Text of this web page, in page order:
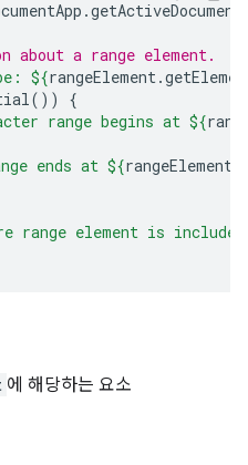
.getActiveDocument
about a range element.
${rangeElement.
())
{
range begins at ${
ends at ${rangeElement
range element is
에 해당하는 요소